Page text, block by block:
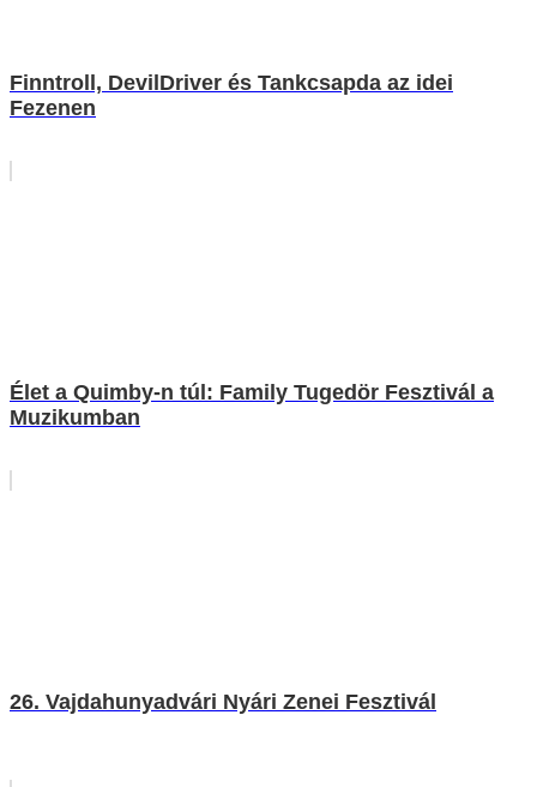
Finntroll, DevilDriver és Tankcsapda az idei
Fezenen
Élet a Quimby-n túl: Family Tugedör Fesztivál a
Muzikumban
26. Vajdahunyadvári Nyári Zenei Fesztivál